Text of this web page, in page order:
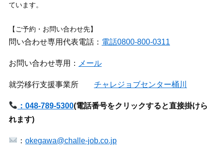
ています。
【ご予約・お問い合わせ先】
問い合わせ専用代表電話： 電話0800-800-0311
お問い合わせ専用： メール
就労移行支援事業所 チャレジョブセンター桶川
：048-789-5300(電話番号をクリックすると直接掛けら
れます)
：okegawa@challe-job.co.jp